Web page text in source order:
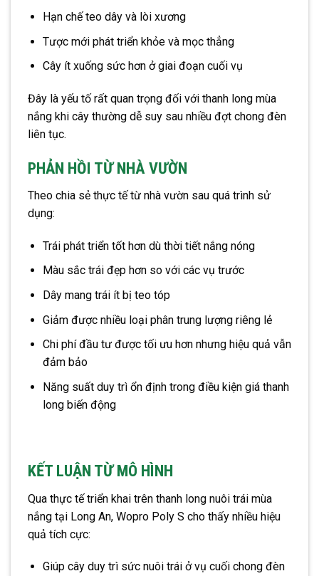
Hạn chế teo dây và lòi xương
Tược mới phát triển khỏe và mọc thẳng
Cây ít xuống sức hơn ở giai đoạn cuối vụ
Đây là yếu tố rất quan trọng đối với thanh long mùa
nắng khi cây thường dễ suy sau nhiều đợt chong đèn
liên tục.
PHẢN HỒI TỪ NHÀ VƯỜN
Theo chia sẻ thực tế từ nhà vườn sau quá trình sử
dụng:
Trái phát triển tốt hơn dù thời tiết nắng nóng
Màu sắc trái đẹp hơn so với các vụ trước
Dây mang trái ít bị teo tóp
Giảm được nhiều loại phân trung lượng riêng lẻ
Chi phí đầu tư được tối ưu hơn nhưng hiệu quả vẫn
đảm bảo
Năng suất duy trì ổn định trong điều kiện giá thanh
long biến động
KẾT LUẬN TỪ MÔ HÌNH
Qua thực tế triển khai trên thanh long nuôi trái mùa
nắng tại Long An, Wopro Poly S cho thấy nhiều hiệu
quả tích cực:
Giúp cây duy trì sức nuôi trái ở vụ cuối chong đèn